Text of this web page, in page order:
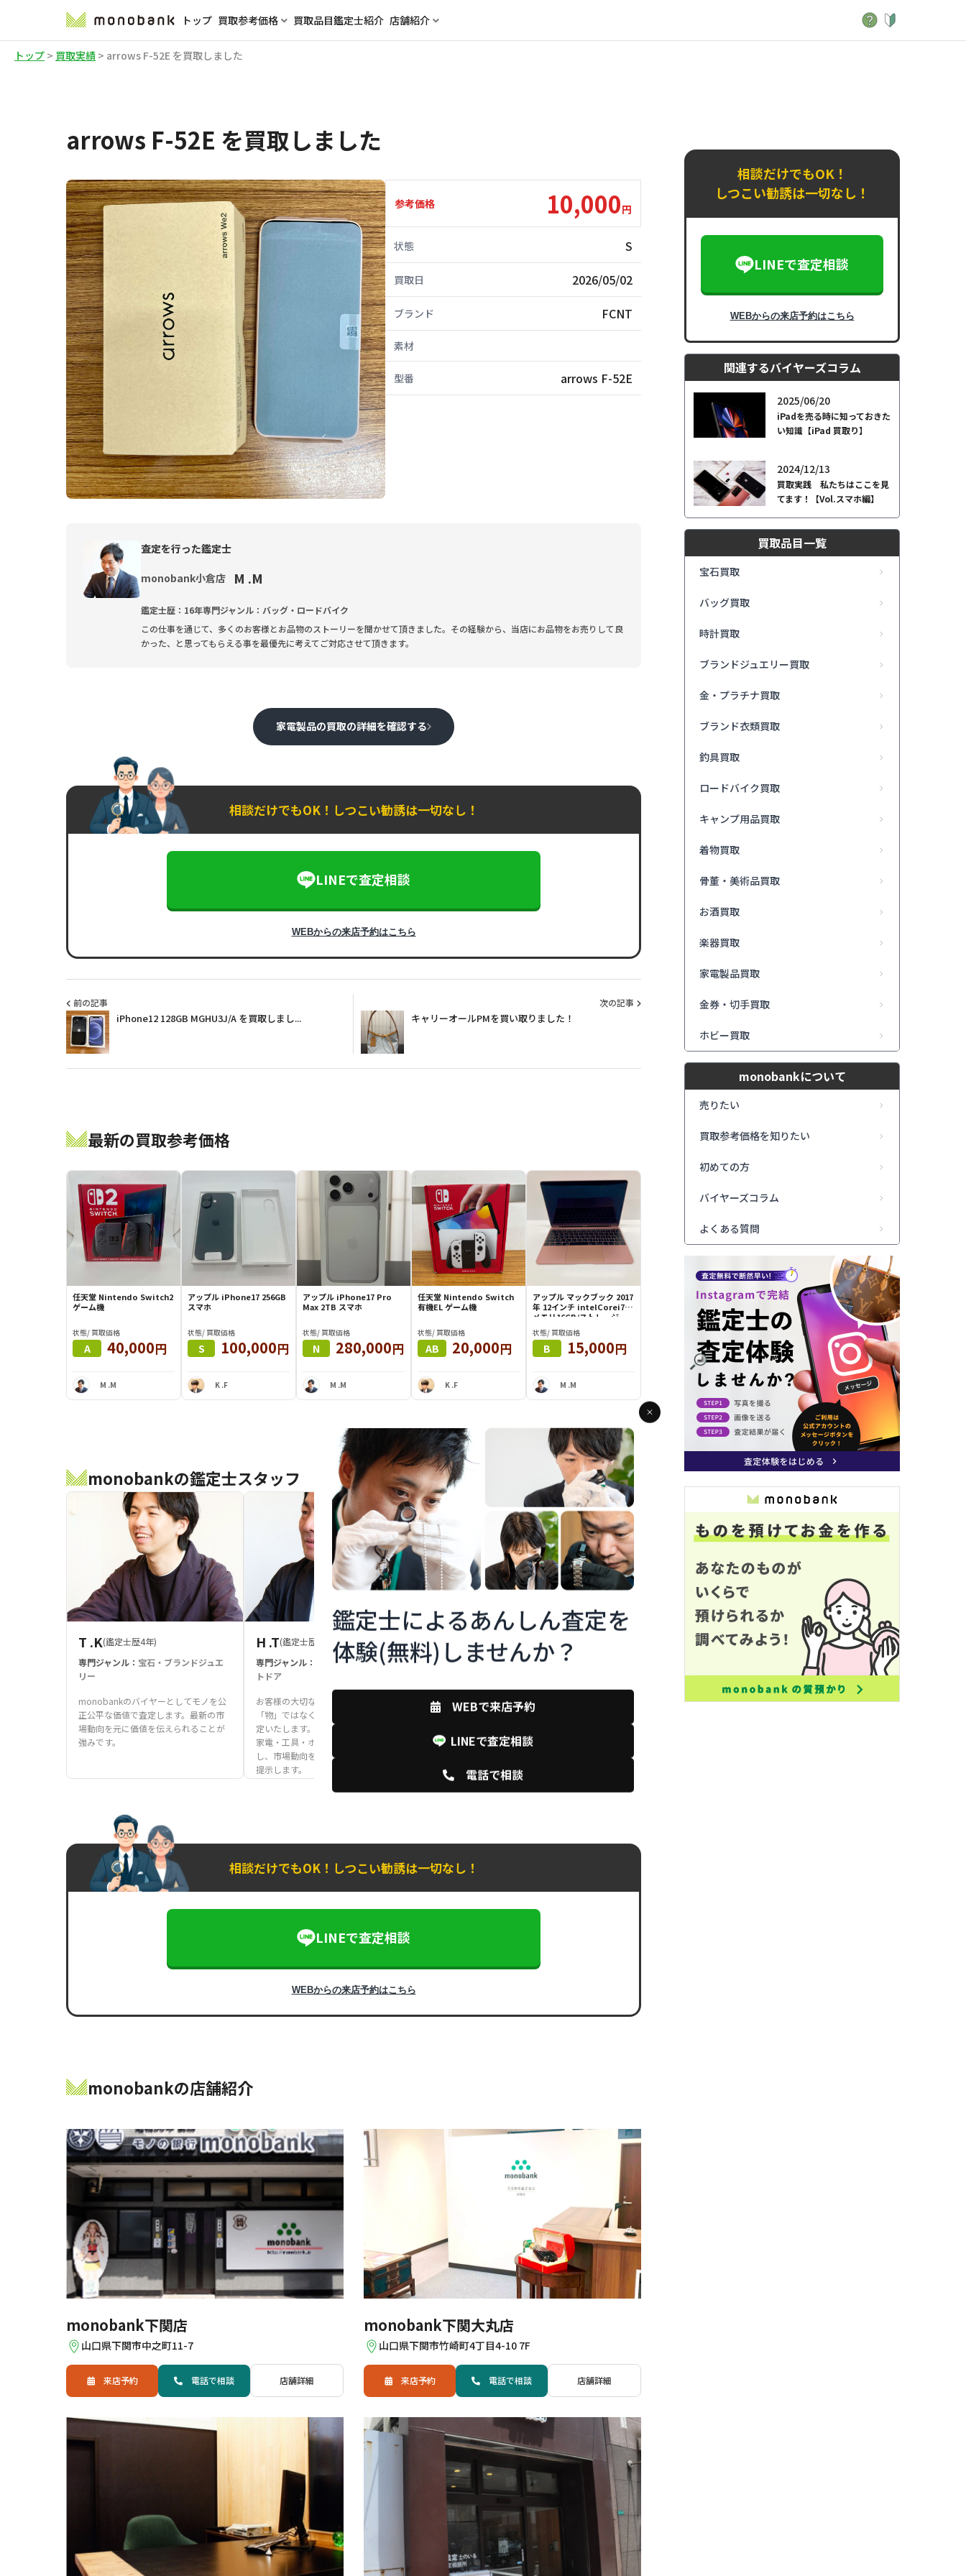
トップ 買取参考価格 買取品目鑑定士紹介 店舗紹介
トップ > 買取実績 > arrows F-52E を買取しました
arrows F-52E を買取しました
参考価格 10,000円
状態 S
買取日 2026/05/02
ブランド FCNT
素材
型番 arrows F-52E
査定を行った鑑定士
monobank小倉店 M .M
鑑定士歴：16年専門ジャンル：バッグ・ロードバイク
この仕事を通じて、多くのお客様とお品物のストーリーを聞かせて頂きました。その経験から、当店にお品物をお売りして良
かった、と思ってもらえる事を最優先に考えてご対応させて頂きます。
家電製品の買取の詳細を確認する
相談だけでもOK！しつこい勧誘は一切なし！
LINEで査定相談
WEBからの来店予約はこちら
前の記事
iPhone12 128GB MGHU3J/A を買取しまし...
次の記事
キャリーオールPMを買い取りました！
最新の買取参考価格
任天堂 Nintendo Switch2
ゲーム機
状態/ 買取価格
A 40,000円
M .M
アップル iPhone17 256GB
スマホ
状態/ 買取価格
S 100,000円
K .F
アップル iPhone17 Pro
Max 2TB スマホ
状態/ 買取価格
N 280,000円
M .M
任天堂 Nintendo Switch
有機EL ゲーム機
状態/ 買取価格
AB 20,000円
K .F
アップル マックブック 2017
年 12インチ intelCorei7 /
メモリ16GB/ストレージ
状態/ 買取価格
B 15,000円
M .M
10,000円
アップル iPhone12
状態/ 買取価格
B 14,000円
M .M
エイスース クロームブ
タブレットPC
状態/ 買取価格
B
monobankの鑑定士スタッフ
T .K(鑑定士歴4年)
専門ジャンル： 宝石・ブランドジュエ
リー
monobankのバイヤーとしてモノを公
正公平な価値で査定します。最新の市
場動向を元に価値を伝えられることが
強みです。
H .T(鑑定士歴18年)
専門ジャンル：
楽器・骨董美術・アウ
トドア
お客様の大切なお品物は、単なる
「物」ではなく想いも含めて丁寧に査
定いたします。
家電・工具・ホビーなど幅広く研究
し、市場動向を踏まえた適正価格をご
提示します。
C .S
(鑑定士歴11年)
専門ジャンル：宝石
物の価値が何でもAIでシフトしていく
時代になりますが、あえてアナログ
な“人間味”を大切にしながら、お客様
monobankはお客様に寄り添うのはも
ちろん。モノに寄り添うプロフェッシ
そしてモノを見て時代に合った価値を
スをできるように精進していきます。
相談だけでもOK！しつこい勧誘は一切なし！
LINEで査定相談
WEBからの来店予約はこちら
monobankの店舗紹介
monobank下関店
山口県下関市中之町11-7
来店予約 電話で相談 店舗詳細
monobank下関大丸店
山口県下関市竹崎町4丁目4-10 7F
来店予約 電話で相談 店舗詳細
相談だけでもOK！
しつこい勧誘は一切なし！
LINEで査定相談
WEBからの来店予約はこちら
関連するバイヤーズコラム
2025/06/20
iPadを売る時に知っておきた
い知識【iPad 買取り】
2024/12/13
買取実践 私たちはここを見
てます！【Vol.スマホ編】
買取品目一覧
宝石買取
バッグ買取
時計買取
ブランドジュエリー買取
金・プラチナ買取
ブランド衣類買取
釣具買取
ロードバイク買取
キャンプ用品買取
着物買取
骨董・美術品買取
お酒買取
楽器買取
家電製品買取
金券・切手買取
ホビー買取
monobankについて
売りたい
買取参考価格を知りたい
初めての方
バイヤーズコラム
よくある質問
鑑定士によるあんしん査定を
体験(無料)しませんか？
WEBで来店予約
LINEで査定相談
電話で相談